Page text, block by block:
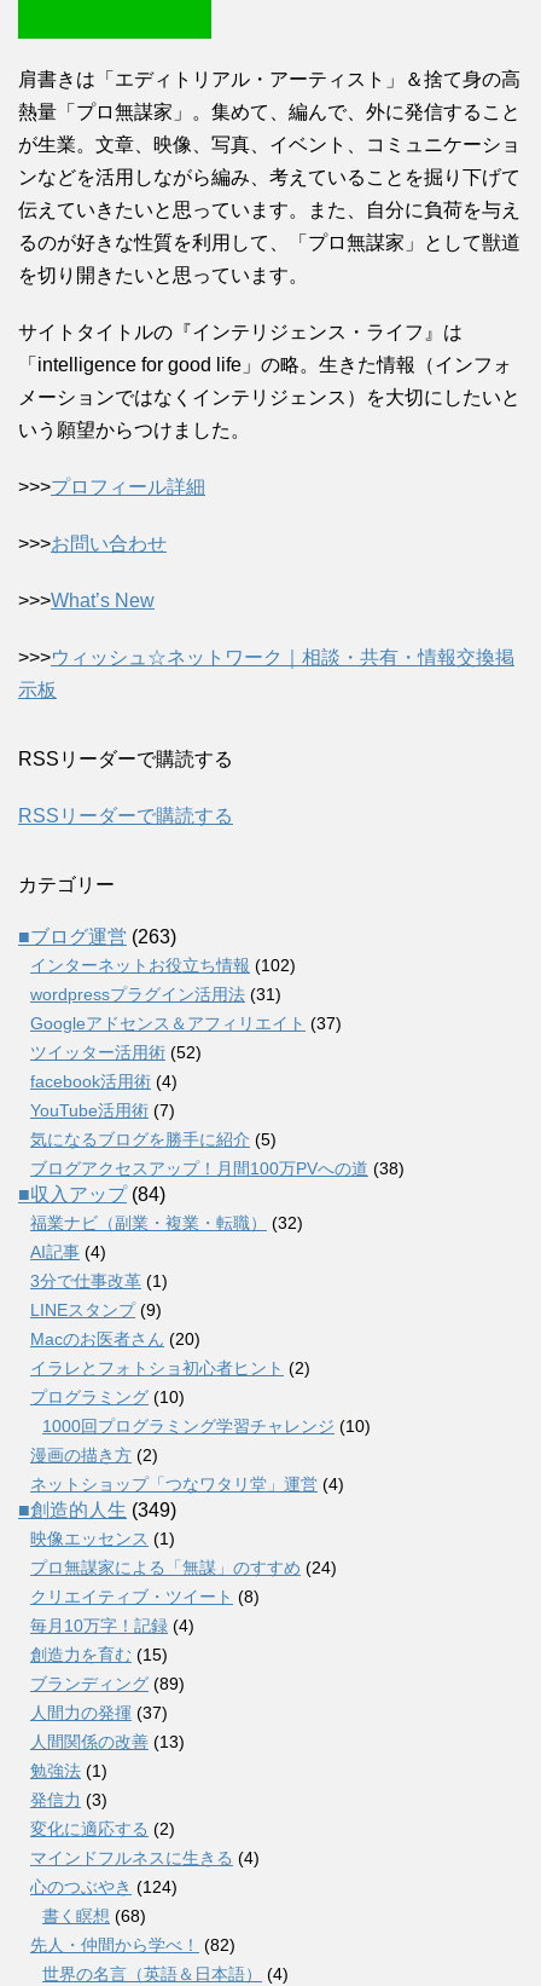
肩書きは「エディトリアル・アーティスト」＆捨て身の高
熱量「プロ無謀家」。集めて、編んで、外に発信すること
が生業。文章、映像、写真、イベント、コミュニケーショ
ンなどを活用しながら編み、考えていることを掘り下げて
伝えていきたいと思っています。また、自分に負荷を与え
るのが好きな性質を利用して、「プロ無謀家」として獣道
を切り開きたいと思っています。
サイトタイトルの『インテリジェンス・ライフ』は
「intelligence for good life」の略。生きた情報（インフォ
メーションではなくインテリジェンス）を大切にしたいと
いう願望からつけました。
>>>プロフィール詳細
>>>お問い合わせ
>>>What’s New
>>>ウィッシュ☆ネットワーク｜相談・共有・情報交換掲
示板
RSSリーダーで購読する
RSSリーダーで購読する
カテゴリー
■ブログ運営 (263)
インターネットお役立ち情報 (102)
wordpressプラグイン活用法 (31)
Googleアドセンス＆アフィリエイト (37)
ツイッター活用術 (52)
facebook活用術 (4)
YouTube活用術 (7)
気になるブログを勝手に紹介 (5)
ブログアクセスアップ！月間100万PVへの道 (38)
■収入アップ(84)
福業ナビ（副業・複業・転職）
(32)
AI記事 (4)
3分で仕事改革 (1)
LINEスタンプ(9)
Macのお医者さん (20)
イラレとフォトショ初心者ヒント (2)
プログラミング (10)
1000回プログラミング学習チャレンジ (10)
漫画の描き方 (2)
ネットショップ「つなワタリ堂」運営 (4)
■創造的人生 (349)
映像エッセンス (1)
プロ無謀家による「無謀」のすすめ (24)
クリエイティブ・ツイート (8)
毎月10万字！記録 (4)
創造力を育む (15)
ブランディング (89)
人間力の発揮 (37)
人間関係の改善 (13)
勉強法 (1)
発信力 (3)
変化に適応する (2)
マインドフルネスに生きる (4)
心のつぶやき (124)
書く瞑想 (68)
先人・仲間から学べ！
(82)
世界の名言（英語＆日本語）
(4)